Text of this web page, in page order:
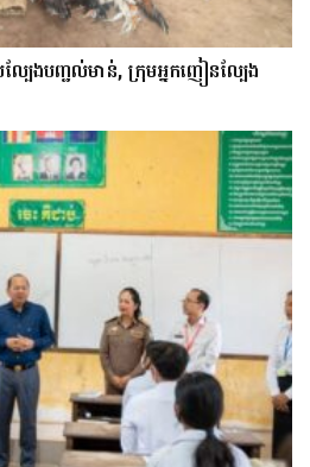
បែងបញ្ជល់មាន់, ក្រុមអ្នកញៀនល្បែង